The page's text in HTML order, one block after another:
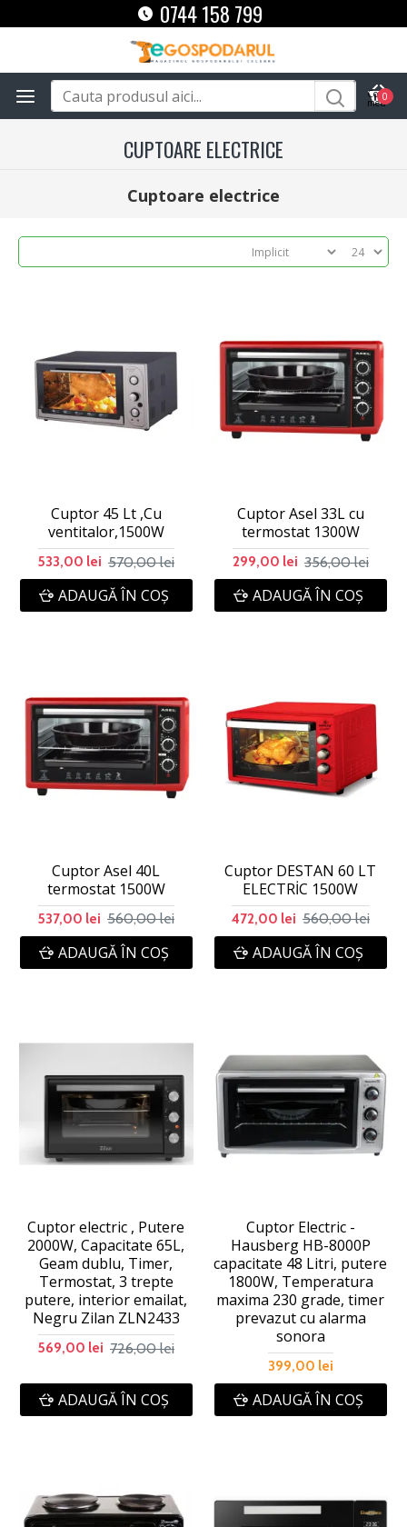
0744 158 799
0
CUPTOARE ELECTRICE
Cuptoare electrice
Cuptor 45 Lt ,Cu
ventitalor,1500W
533,00 lei 570,00 lei
ADAUGĂ ÎN COŞ
Cuptor Asel 33L cu
termostat 1300W
299,00 lei 356,00 lei
ADAUGĂ ÎN COŞ
Cuptor Asel 40L
termostat 1500W
537,00 lei 560,00 lei
ADAUGĂ ÎN COŞ
Cuptor DESTAN 60 LT
ELECTRİC 1500W
472,00 lei 560,00 lei
ADAUGĂ ÎN COŞ
Cuptor electric , Putere
2000W, Capacitate 65L,
Geam dublu, Timer,
Termostat, 3 trepte
putere, interior emailat,
Negru Zilan ZLN2433
569,00 lei 726,00 lei
ADAUGĂ ÎN COŞ
Cuptor Electric -
Hausberg HB-8000P
capacitate 48 Litri, putere
1800W, Temperatura
maxima 230 grade, timer
prevazut cu alarma
sonora
399,00 lei
ADAUGĂ ÎN COŞ